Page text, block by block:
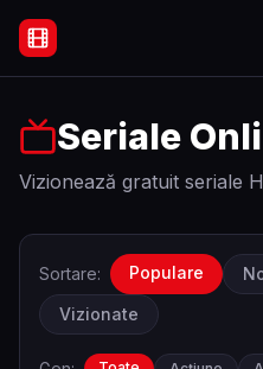
Filme Online Subtitrate -
Seriale
Vizionează gratuit seriale
Sortare: Populare
Vizionate